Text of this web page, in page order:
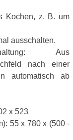
Kochen, z. B. um
ausschalten.
Aus
nach einer
automatisch ab
x 523
55 x 780 x (500 -